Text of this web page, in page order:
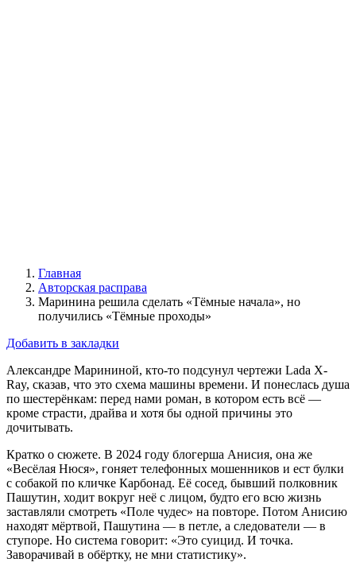
Главная
Авторская расправа
Маринина решила сделать «Тёмные начала», но
получились «Тёмные проходы»
Добавить в закладки
Александре Марининой, кто-то подсунул чертежи Lada X-
Ray, сказав, что это схема машины времени. И понеслась душа
по шестерёнкам: перед нами роман, в котором есть всё —
кроме страсти, драйва и хотя бы одной причины это
дочитывать.
Кратко о сюжете. В 2024 году блогерша Анисия, она же
«Весёлая Нюся», гоняет телефонных мошенников и ест булки
с собакой по кличке Карбонад. Её сосед, бывший полковник
Пашутин, ходит вокруг неё с лицом, будто его всю жизнь
заставляли смотреть «Поле чудес» на повторе. Потом Анисию
находят мёртвой, Пашутина — в петле, а следователи — в
ступоре. Но система говорит: «Это суицид. И точка.
Заворачивай в обёртку, не мни статистику».